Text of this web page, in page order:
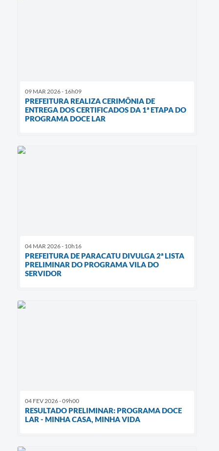
09 MAR 2026 - 16h09
PREFEITURA REALIZA CERIMÔNIA DE
ENTREGA DOS CERTIFICADOS DA 1ª ETAPA DO
PROGRAMA DOCE LAR
04 MAR 2026 - 10h16
PREFEITURA DE PARACATU DIVULGA 2ª LISTA
PRELIMINAR DO PROGRAMA VILA DO
SERVIDOR
04 FEV 2026 - 09h00
RESULTADO PRELIMINAR: PROGRAMA DOCE
LAR - MINHA CASA, MINHA VIDA